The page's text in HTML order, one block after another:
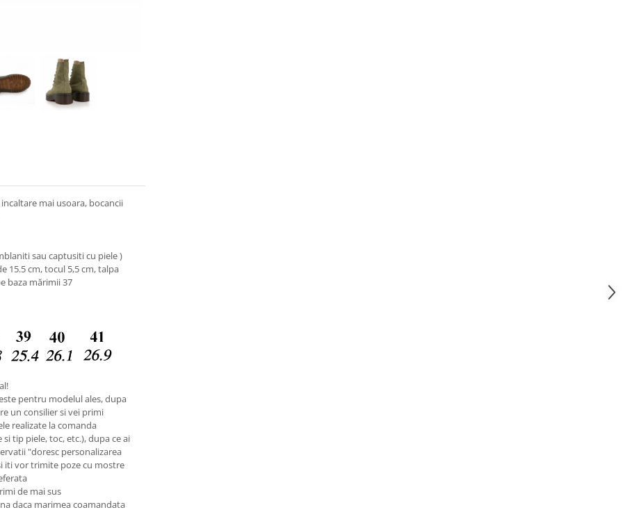
mai usoara, bocancii
sau captusiti cu piele )
15.5 cm, tocul 5,5 cm, talpa
baza mărimii 37
pentru modelul ales, dupa
un consilier si vei primi
realizate la comanda
tip piele, toc, etc.), dupa ce ai
"doresc personalizarea
iti vor trimite poze cu mostre
de mai sus
daca marimea coamandata